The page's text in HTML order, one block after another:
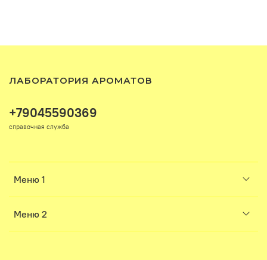
Меню 1
Меню 2
+79045590369
справочная служба
ЛАБОРАТОРИЯ АРОМАТОВ